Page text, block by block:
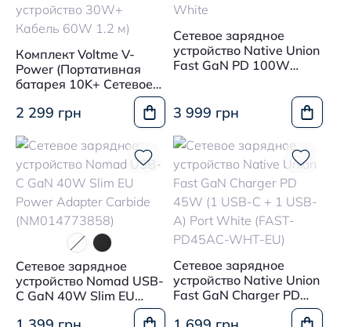
Комплект Voltme V-
Power (Портативная
батарея 10K+ Сетевое
Кабель 60W 1.2 м)
2 299 грн
Сетевое зарядное
устройство Native Union
Fast GaN PD 100W
3 999 грн
Сетевое зарядное
устройство Nomad USB-
C GaN 40W Slim EU
Power Adapter Carbide
Сетевое зарядное
устройство Native Union
Fast GaN Charger PD
45W (1 USB-C + 1 USB-